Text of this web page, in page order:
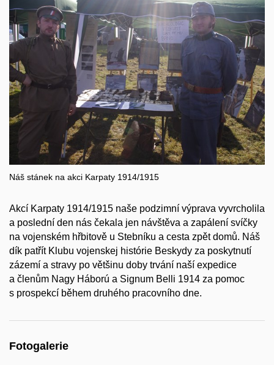
Náš stánek na akci Karpaty 1914/1915
Akcí Karpaty 1914/1915 naše podzimní výprava vyvrcholila
a poslední den nás čekala jen návštěva a zapálení svíčky
na vojenském hřbitově u Stebníku a cesta zpět domů. Náš
dík patřít Klubu vojenskej histórie Beskydy za poskytnutí
zázemí a stravy po většinu doby trvání naší expedice
a členům Nagy Háború a Signum Belli 1914 za pomoc
s prospekcí během druhého pracovního dne.
Fotogalerie